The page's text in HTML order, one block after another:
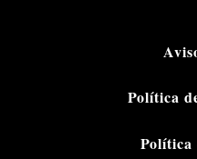
Política
Política